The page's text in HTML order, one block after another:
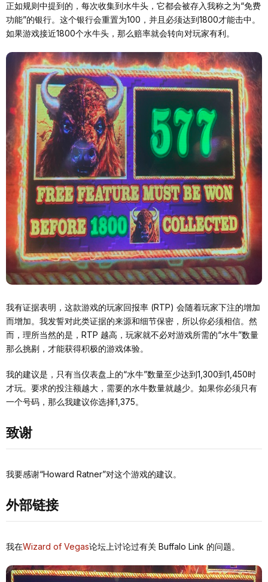
正如规则中提到的，每次收集到水牛头，它都会被存入我称之为“免费
功能”的银行。这个银行会重置为100，并且必须达到1800才能击中。
如果游戏接近1800个水牛头，那么赔率就会转向对玩家有利。
我有证据表明，这款游戏的玩家回报率 (RTP) 会随着玩家下注的增加
而增加。我发誓对此类证据的来源和细节保密，所以你必须相信。然
而，理所当然的是，RTP 越高，玩家就不必对游戏所需的“水牛”数量
那么挑剔，才能获得积极的游戏体验。
我的建议是，只有当仪表盘上的“水牛”数量至少达到1,300到1,450时
才玩。要求的投注额越大，需要的水牛数量就越少。如果你必须只有
一个号码，那么我建议你选择1,375。
致谢
我要感谢“Howard Ratner”对这个游戏的建议。
外部链接
我在Wizard of Vegas论坛上讨论过有关 Buffalo Link 的问题。